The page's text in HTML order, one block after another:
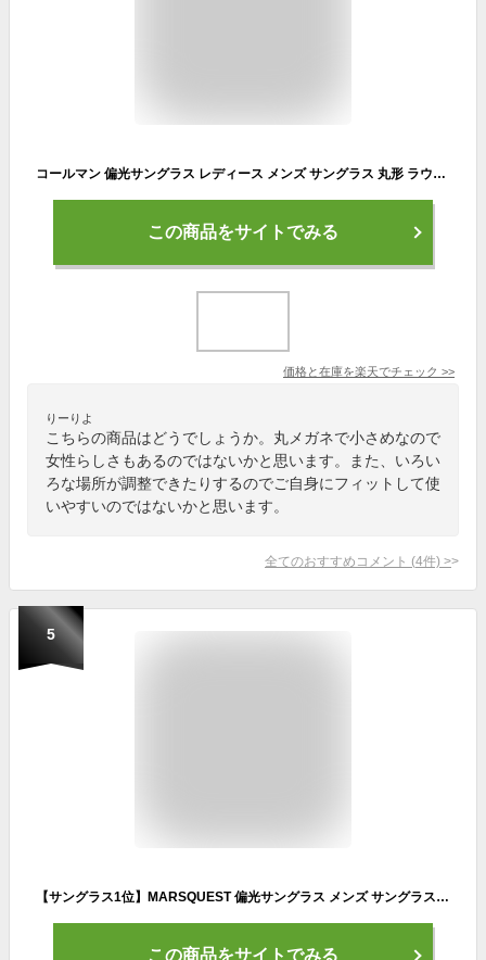
コールマン 偏光サングラス レディース メンズ サングラス 丸形 ラウンド おしゃれ Coleman CVT01 CLT06 ドライブ UVカット 釣り ブランド カジュアル ファッション メタルフレーム ヴィンテージスタイル ライトカラーレンズ 薄い色 紫外線対策 軽量 定形外郵便 送料無料
この商品をサイトでみる
価格と在庫を楽天でチェック >>
りーりよ
こちらの商品はどうでしょうか。丸メガネで小さめなので
女性らしさもあるのではないかと思います。また、いろい
ろな場所が調整できたりするのでご自身にフィットして使
いやすいのではないかと思います。
全てのおすすめコメント (4件) >
5
【サングラス1位】MARSQUEST 偏光サングラス メンズ サングラス UVカット 偏光 スポーツ ミラーレンズ ウェリントン型 運転 運転用 ドライブ 釣り 登山 ゴルフ ランニング おしゃれ メンズ レディース 【Momentumシリーズ (グレー)】
この商品をサイトでみる